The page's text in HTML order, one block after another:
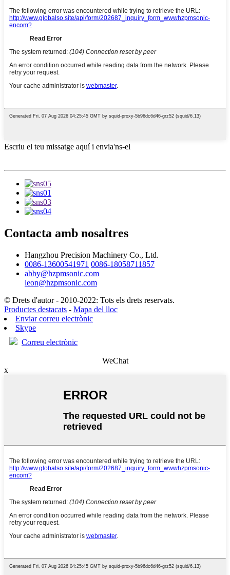
Escriu el teu missatge aquí i envia'ns-el
Contacta amb nosaltres
Hangzhou Precision Machinery Co., Ltd.
0086-13600541971 0086-18058711857
abby@hzpmsonic.com
leon@hzpmsonic.com
© Drets d'autor - 2010-2022: Tots els drets reservats.
Productes destacats - Mapa del lloc
Enviar correu electrònic
Skype
Correu electrònic
WeChat
x